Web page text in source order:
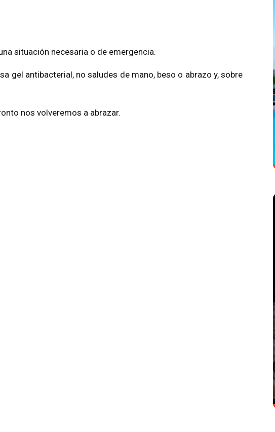
situación necesaria o de emergencia.
gel antibacterial, no saludes de mano, beso o abrazo y, sobre
nos volveremos a abrazar.